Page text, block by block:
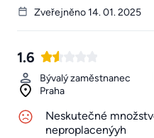
Zveřejněno 14. 01. 2025
1.6
Bývalý zaměstnanec
Praha
Neskutečné
neproplacenýyh